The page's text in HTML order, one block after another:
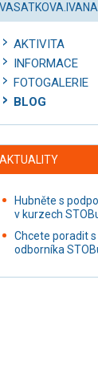
VASATKOVA.IVANA
AKTIVITA
INFORMACE
FOTOGALERIE
BLOG
AKTUALITY
Hubněte s
v kurzech
Chcete poradit
odborníka